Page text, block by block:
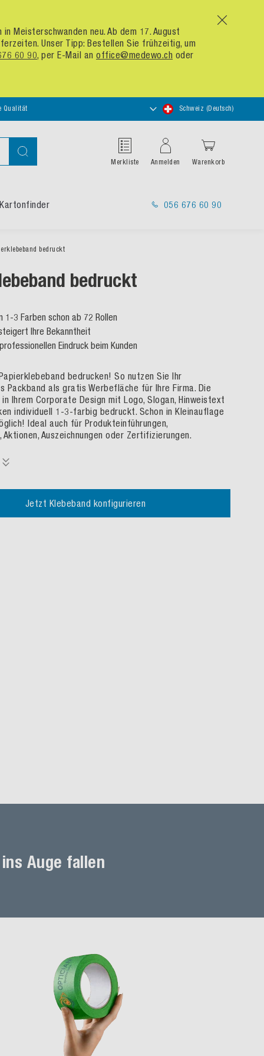
x
Meisterschwanden neu. Ab dem 17. August
Unser Tipp: Bestellen Sie frühzeitig, um
60 90, per E-Mail an office@medewo.ch oder
Qualität
Store
auswählen
Schweiz (Deutsch)
Suche
Merkliste Anmelden Warenkorb
Kartonfinder 056 676 60 90
bedruckt
bedruckt
1-3 Farben schon ab 72 Rollen
Ihre Bekanntheit
Eindruck beim Kunden
bedrucken! So nutzen Sie Ihr
Packband als gratis Werbefläche für Ihre Firma. Die
Ihrem Corporate Design mit Logo, Slogan, Hinweistext
individuell 1-3-farbig bedruckt. Schon in Kleinauflage
Ideal auch für Produkteinführungen,
Aktionen, Auszeichnungen oder Zertifizierungen.
Jetzt Klebeband konfigurieren
Auge fallen